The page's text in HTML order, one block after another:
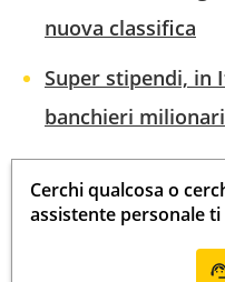
nuova classifica
Super stipendi, in
banchieri milionari
Cerchi qualcosa o
assistente personale